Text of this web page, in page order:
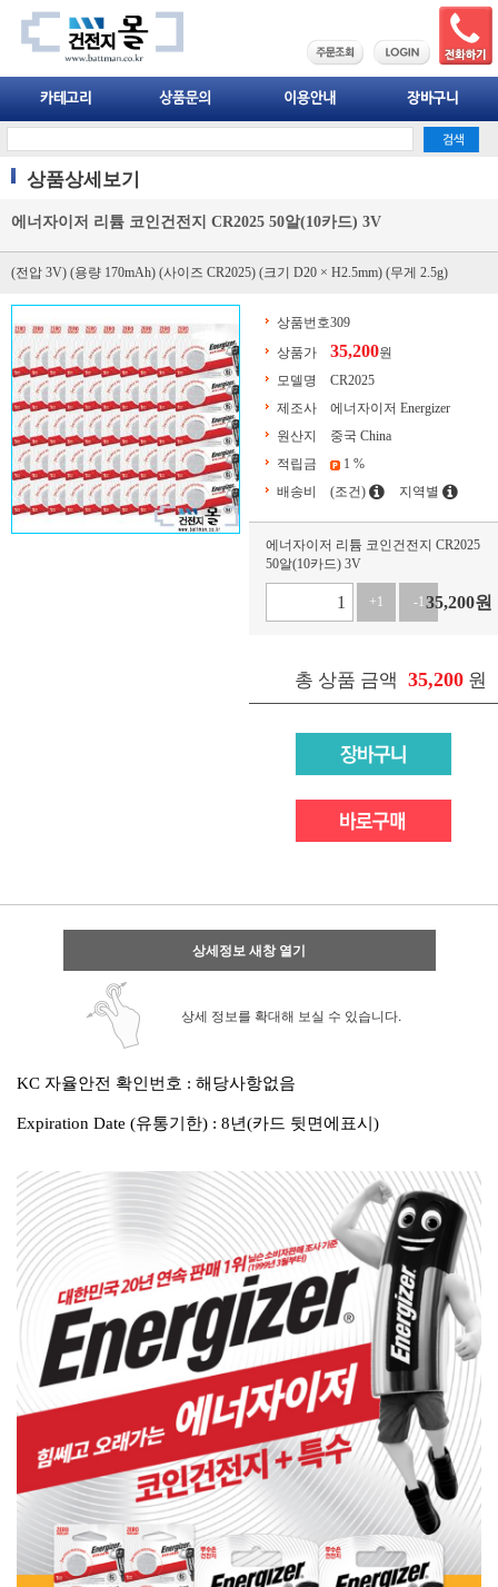
상품상세보기
에너자이저 리튬 코인건전지 CR2025 50알(10카드) 3V
(전압 3V) (용량 170mAh) (사이즈 CR2025) (크기 D20 × H2.5mm) (무게 2.5g)
상품번호309
상품가
35,200원
모델명
CR2025
제조사
에너자이저 Energizer
원산지
중국 China
적립금
1 %
배송비
(조건) 지역별
에너자이저 리튬 코인건전지 CR2025
50알(10카드) 3V
+1 -135,200원
총 상품 금액 35,200 원
상세정보 새창 열기
상세 정보를 확대해 보실 수 있습니다.
KC 자율안전 확인번호 : 해당사항없음
Expiration Date (유통기한) : 8년(카드 뒷면에표시)